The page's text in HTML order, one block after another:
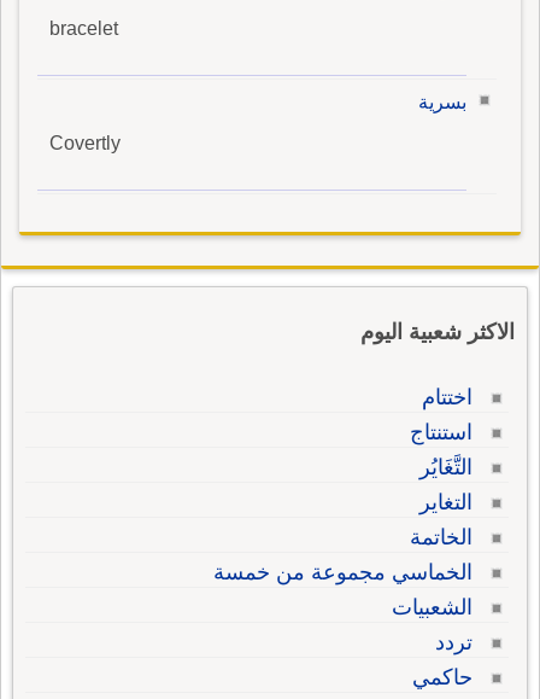
bracelet
بسرية
Covertly
الاكثر شعبية اليوم
اختتام
استنتاج
التَّغَايُر
التغاير
الخاتمة
الخماسي مجموعة من خمسة
الشعبيات
تردد
حاكمي